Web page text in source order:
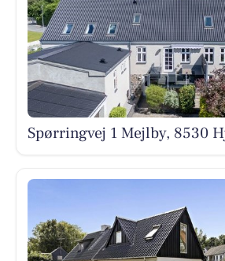
Spørringvej 1 Mejlby, 8530